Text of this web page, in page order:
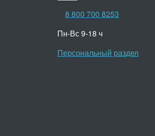
8 800 700 8253
Пн-Вс 9-18 ч
Персональный раздел